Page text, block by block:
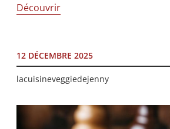
Découvrir
12 DÉCEMBRE 2025
lacuisineveggiedejenny